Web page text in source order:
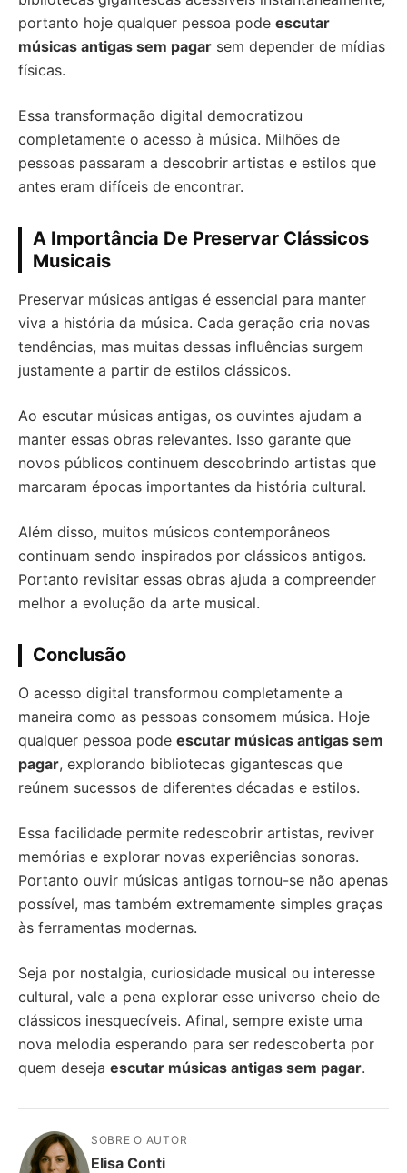
portanto hoje qualquer pessoa pode escutar
músicas antigas sem pagar sem depender de mídias
físicas.
Essa transformação digital democratizou
completamente o acesso à música. Milhões de
pessoas passaram a descobrir artistas e estilos que
antes eram difíceis de encontrar.
A Importância De Preservar Clássicos
Musicais
Preservar músicas antigas é essencial para manter
viva a história da música. Cada geração cria novas
tendências, mas muitas dessas influências surgem
justamente a partir de estilos clássicos.
Ao escutar músicas antigas, os ouvintes ajudam a
manter essas obras relevantes. Isso garante que
novos públicos continuem descobrindo artistas que
marcaram épocas importantes da história cultural.
Além disso, muitos músicos contemporâneos
continuam sendo inspirados por clássicos antigos.
Portanto revisitar essas obras ajuda a compreender
melhor a evolução da arte musical.
Conclusão
O acesso digital transformou completamente a
maneira como as pessoas consomem música. Hoje
qualquer pessoa pode escutar músicas antigas sem
pagar, explorando bibliotecas gigantescas que
reúnem sucessos de diferentes décadas e estilos.
Essa facilidade permite redescobrir artistas, reviver
memórias e explorar novas experiências sonoras.
Portanto ouvir músicas antigas tornou-se não apenas
possível, mas também extremamente simples graças
às ferramentas modernas.
Seja por nostalgia, curiosidade musical ou interesse
cultural, vale a pena explorar esse universo cheio de
clássicos inesquecíveis. Afinal, sempre existe uma
nova melodia esperando para ser redescoberta por
quem deseja escutar músicas antigas sem pagar.
SOBRE O AUTOR
Elisa Conti